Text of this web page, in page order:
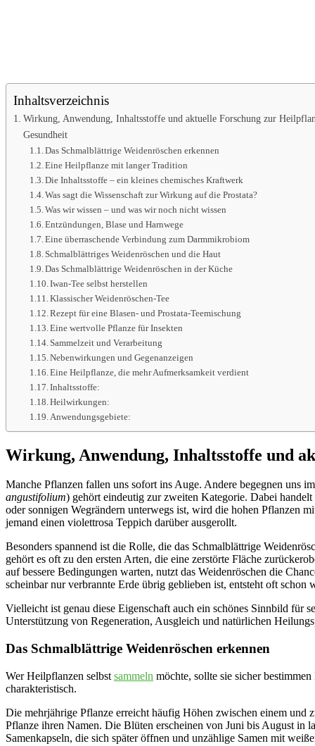
Inhaltsverzeichnis
Wirkung, Anwendung, Inhaltsstoffe und aktuelle Forschung zur
Gesundheit
Das Schmalblättrige Weidenröschen erkennen
Eine Heilpflanze mit langer Tradition
Die Inhaltsstoffe – ein kleines chemisches Kraftwerk
Was sagt die Wissenschaft zur Wirkung auf die Prostata?
Was wir wissen – und was wir noch nicht wissen
Entzündungen, Blase und Harnwege
Eine überraschende Verbindung zum Darmmikrobiom
Schmalblättriges Weidenröschen und die Haut
Das Schmalblättrige Weidenröschen in der Küche
Iwan-Tee selbst herstellen
Klassischer Weidenröschen-Tee
Rezept für eine Blasen- und Prostata-Teemischung
Eine wertvolle Pflanze für Insekten
Sammelzeit und Verarbeitung
Nebenwirkungen und Gegenanzeigen
Eine Heilpflanze, die mehr Aufmerksamkeit verdient
Inhaltsstoffe:
Heilwirkungen:
Anwendungsgebiete:
Wirkung, Anwendung, Inhaltsstoffe und
Manche Pflanzen fallen uns sofort ins Auge. Andere begegnen uns
angustifolium) gehört eindeutig zur zweiten Kategorie. Dabei
oder sonnigen Wegrändern unterwegs ist, wird die hohen Pflanzen
jemand einen violettrosa Teppich darüber ausgerollt.
Besonders spannend ist die Rolle, die das Schmalblättrige
gehört es oft zu den ersten Arten, die eine zerstörte Fläche
auf bessere Bedingungen warten, nutzt das Weidenröschen die
scheinbar nur verbrannte Erde übrig geblieben ist, entsteht oft
Vielleicht ist genau diese Eigenschaft auch ein schönes Sinnbild für
Unterstützung von Regeneration, Ausgleich und natürlichen
Das Schmalblättrige Weidenröschen erkennen
Wer Heilpflanzen selbst sammeln möchte, sollte sie sicher
charakteristisch.
Die mehrjährige Pflanze erreicht häufig Höhen zwischen einem und
Pflanze ihren Namen. Die Blüten erscheinen von Juni bis August in
Samenkapseln, die sich später öffnen und unzählige Samen mit